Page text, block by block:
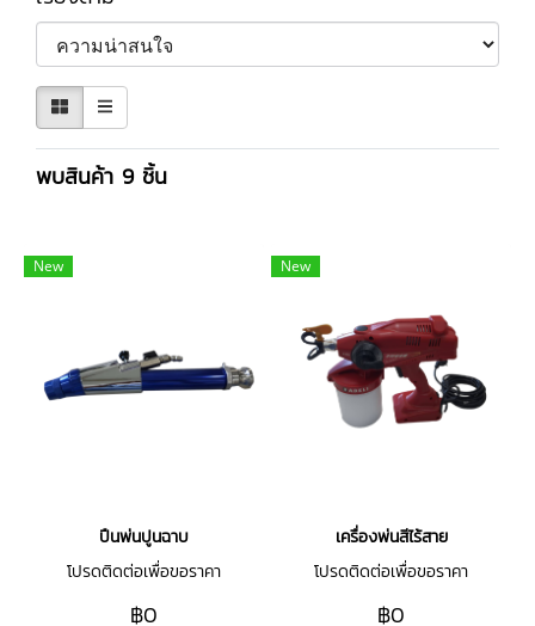
พบสินค้า 9 ชิ้น
New
ปืนพ่นปูนฉาบ
โปรดติดต่อเพื่อขอราคา
฿0
New
เครื่องพ่นสีไร้สาย
โปรดติดต่อเพื่อขอราคา
฿0